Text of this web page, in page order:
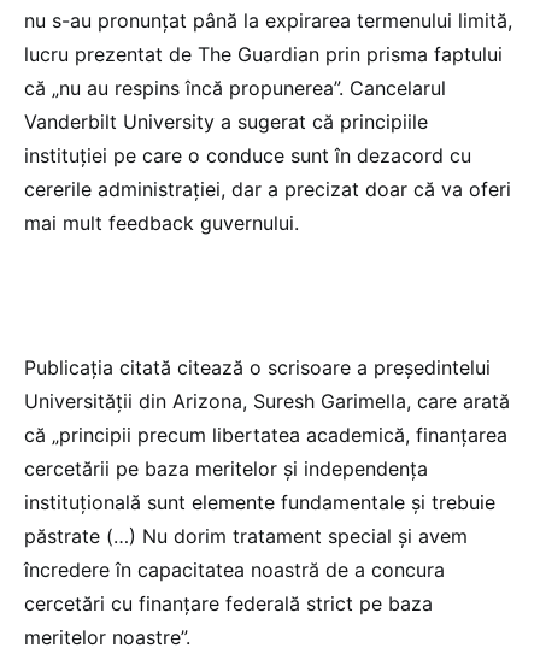
nu s-au pronunțat până la expirarea termenului limită,
lucru prezentat de The Guardian prin prisma faptului
că „nu au respins încă propunerea”. Cancelarul
Vanderbilt University a sugerat că principiile
instituției pe care o conduce sunt în dezacord cu
cererile administrației, dar a precizat doar că va oferi
mai mult feedback guvernului.
Publicația citată citează o scrisoare a președintelui
Universității din Arizona, Suresh Garimella, care arată
că „principii precum libertatea academică, finanțarea
cercetării pe baza meritelor și independența
instituțională sunt elemente fundamentale și trebuie
păstrate (…) Nu dorim tratament special și avem
încredere în capacitatea noastră de a concura
cercetări cu finanțare federală strict pe baza
meritelor noastre”.